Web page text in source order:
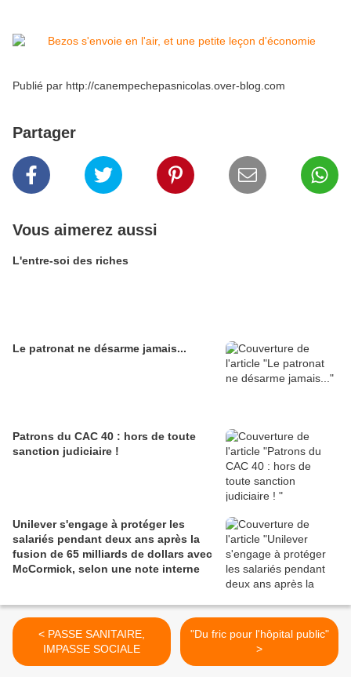
Publié par http://canempechepasnicolas.over-blog.com
Partager
Vous aimerez aussi
L'entre-soi des riches
Le patronat ne désarme jamais...
Patrons du CAC 40 : hors de toute
sanction judiciaire !
Unilever s'engage à protéger les
salariés pendant deux ans après la
fusion de 65 milliards de dollars avec
McCormick, selon une note interne
< PASSE SANITAIRE,
IMPASSE SOCIALE
"Du fric pour l'hôpital public"
>